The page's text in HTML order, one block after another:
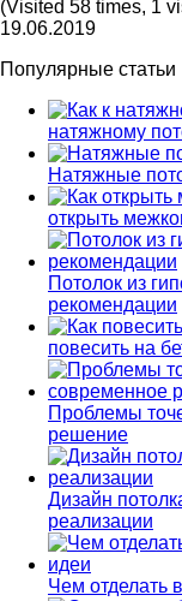
(Visited 58 times, 1
19.06.2019
Популярные статьи
натяжному
Натяжные
открыть
Потолок из
рекомендации
повесить на
Проблемы
решение
Дизайн
реализации
Чем отделать